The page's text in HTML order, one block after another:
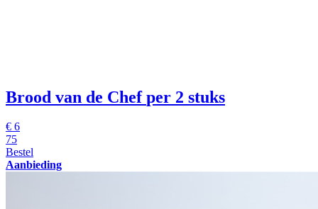
Brood van de Chef per 2 stuks
€ 6
75
Bestel
Aanbieding